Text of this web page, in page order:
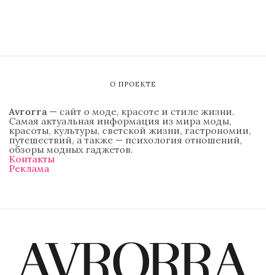
О ПРОЕКТЕ
Avrorra — сайт о моде, красоте и стиле жизни.
Самая актуальная информация из мира моды,
красоты, культуры, светской жизни, гастрономии,
путешествий, а также — психология отношений,
обзоры модных гаджетов.
Контакты
Реклама